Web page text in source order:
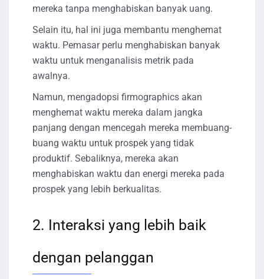
mereka tanpa menghabiskan banyak uang.
Selain itu, hal ini juga membantu menghemat
waktu. Pemasar perlu menghabiskan banyak
waktu untuk menganalisis metrik pada
awalnya.
Namun, mengadopsi firmographics akan
menghemat waktu mereka dalam jangka
panjang dengan mencegah mereka membuang-
buang waktu untuk prospek yang tidak
produktif. Sebaliknya, mereka akan
menghabiskan waktu dan energi mereka pada
prospek yang lebih berkualitas.
2. Interaksi yang lebih baik
dengan pelanggan